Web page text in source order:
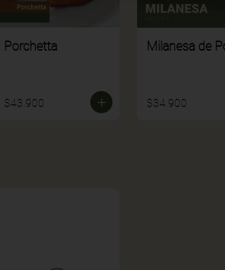
Porchetta
$43.900
Milanesa de
$34.900